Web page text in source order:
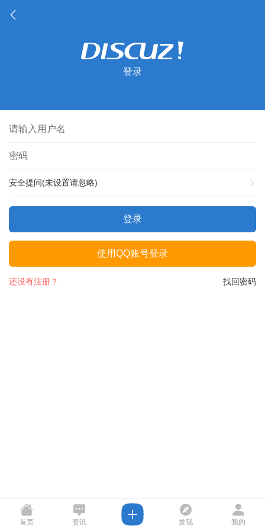
登录
安全提问(未设置请忽略)
登录
使用QQ账号登录
找回密码
还没有注册？
首页 资讯 发现 我的